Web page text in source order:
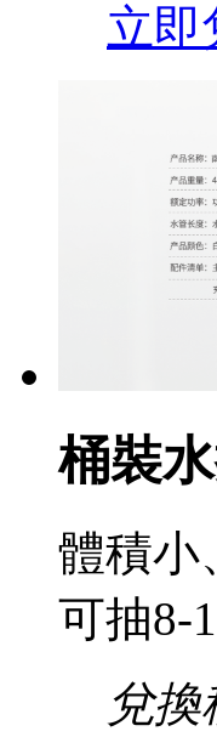
立即
桶裝
體積小
可抽8-
兌換